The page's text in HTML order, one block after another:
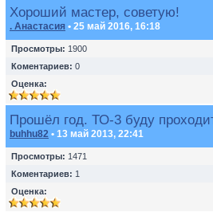
Хороший мастер, советую!
. Анастасия • 25 май 2016, 16:18
Просмотры: 1900
Коментариев: 0
Оценка:
Прошёл год. ТО-3 буду
buhhu82 • 13 май 2013, 22:41
Просмотры: 1471
Коментариев: 1
Оценка: